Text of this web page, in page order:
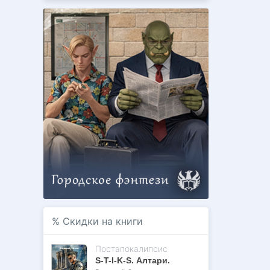
% Скидки на книги
Постапокалипсис
S-T-I-K-S. Алтари.